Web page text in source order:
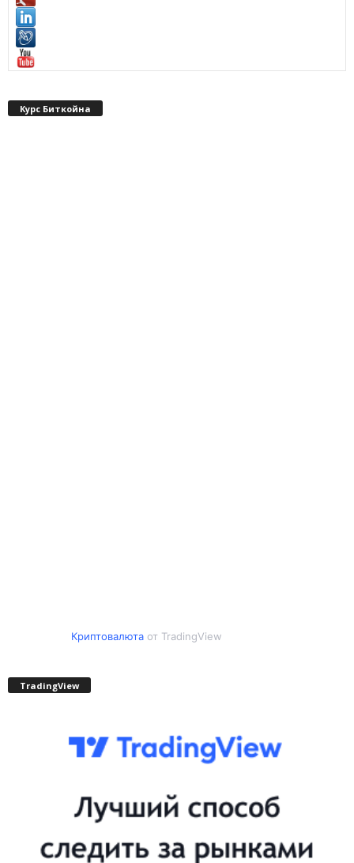
Курс Биткойна
Криптовалютаот TradingView
TradingView